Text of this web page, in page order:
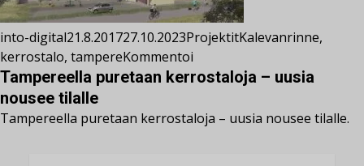
into-digital21.8.201727.10.2023ProjektitKalevanrinne,
kerrostalo, tampereKommentoi
Tampereella puretaan kerrostaloja – uusia
nousee tilalle
Tampereella puretaan kerrostaloja – uusia nousee tilalle.